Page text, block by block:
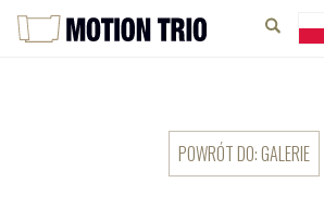
POWRÓT DO: GALERIE